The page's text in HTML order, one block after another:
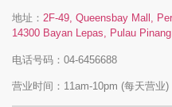
地址： 2F-49, Queensbay Mall,
14300 Bayan Lepas, Pulau Pinang
电话号码：04-6456688
营业时间：11am-10pm (每天营业)